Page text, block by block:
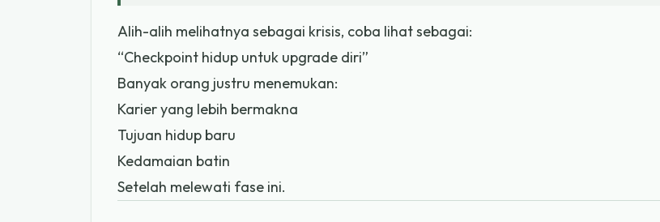
Alih-alih melihatnya sebagai krisis, coba lihat sebagai:
“Checkpoint hidup untuk upgrade diri”
Banyak orang justru menemukan:
Karier yang lebih bermakna
Tujuan hidup baru
Kedamaian batin
Setelah melewati fase ini.